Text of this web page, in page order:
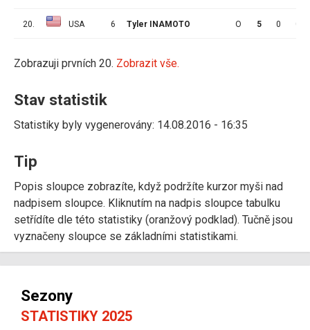
20. USA 6 Tyler INAMOTO O 5 0 0
Zobrazuji prvních 20. Zobrazit vše.
Stav statistik
Statistiky byly vygenerovány: 14.08.2016 - 16:35
Tip
Popis sloupce zobrazíte, když podržíte kurzor myši nad
nadpisem sloupce. Kliknutím na nadpis sloupce tabulku
setřídíte dle této statistiky (oranžový podklad). Tučně jsou
vyznačeny sloupce se základními statistikami.
Sezony
STATISTIKY 2025